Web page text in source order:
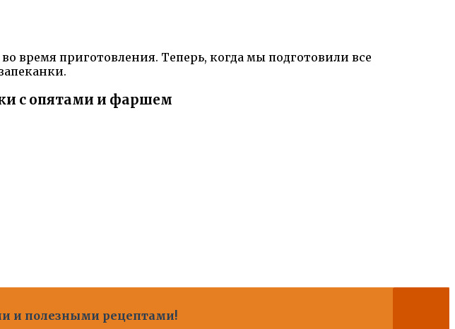
время приготовления. Теперь, когда мы подготовили все
с опятами и фаршем
и полезными рецептами!